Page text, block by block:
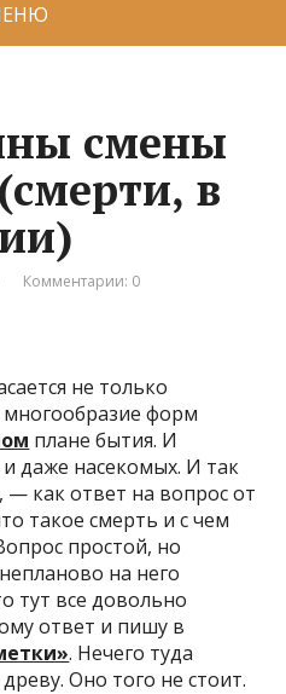
смены
в
Комментарии: 0
не только
форм
плане бытия. И
даже насекомых. И так
— как ответ на вопрос от
такое смерть и с чем
простой, но
на него
тут все довольно
ответ и пишу в
. Нечего туда
Оно того не стоит.